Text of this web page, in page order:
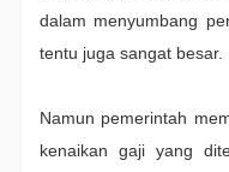
dalam menyumbang
tentu juga sangat besar.
Namun pemerintah
kenaikan gaji yang